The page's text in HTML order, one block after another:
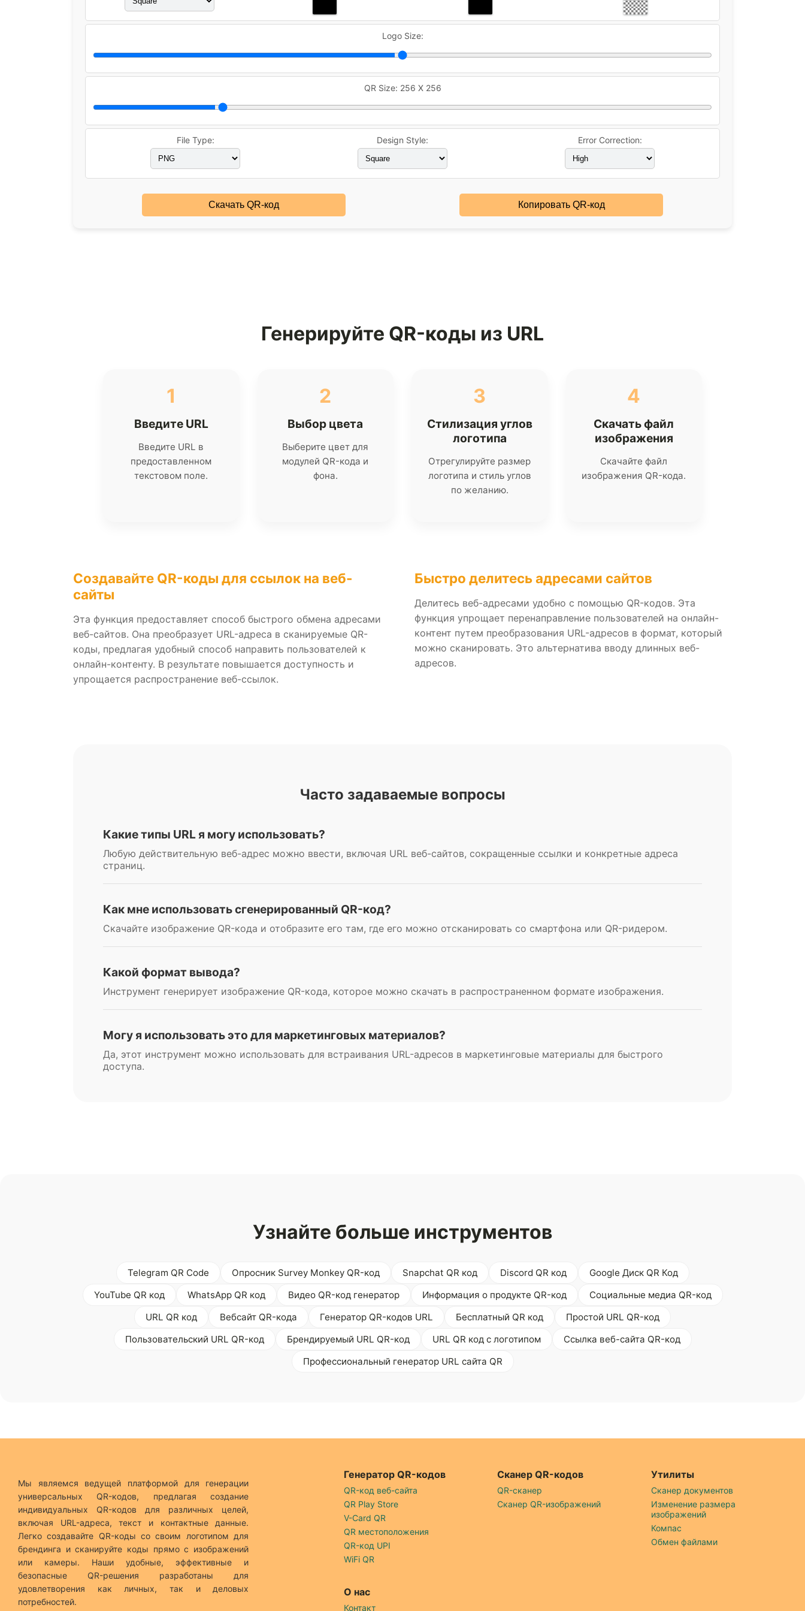
Logo Size:
QR Size: 256 X 256
File Type: Design Style: Error Correction:
Скачать QR-код Копировать QR-код
Генерируйте QR-коды из URL
1
Введите URL
Введите URL в
предоставленном
текстовом поле.
2
Выбор цвета
Выберите цвет для
модулей QR-кода и
фона.
3
Стилизация углов
логотипа
Отрегулируйте размер
логотипа и стиль углов
по желанию.
4
Скачать файл
изображения
Скачайте файл
изображения QR-кода.
Создавайте QR-коды для ссылок на веб-
сайты
Эта функция предоставляет способ быстрого обмена адресами
веб-сайтов. Она преобразует URL-адреса в сканируемые QR-
коды, предлагая удобный способ направить пользователей к
онлайн-контенту. В результате повышается доступность и
упрощается распространение веб-ссылок.
Быстро делитесь адресами сайтов
Делитесь веб-адресами удобно с помощью QR-кодов. Эта
функция упрощает перенаправление пользователей на онлайн-
контент путем преобразования URL-адресов в формат, который
можно сканировать. Это альтернатива вводу длинных веб-
адресов.
Часто задаваемые вопросы
Какие типы URL я могу использовать?
Любую действительную веб-адрес можно ввести, включая URL веб-сайтов, сокращенные ссылки и конкретные адреса
страниц.
Как мне использовать сгенерированный QR-код?
Скачайте изображение QR-кода и отобразите его там, где его можно отсканировать со смартфона или QR-ридером.
Какой формат вывода?
Инструмент генерирует изображение QR-кода, которое можно скачать в распространенном формате изображения.
Могу я использовать это для маркетинговых материалов?
Да, этот инструмент можно использовать для встраивания URL-адресов в маркетинговые материалы для быстрого
доступа.
Узнайте больше инструментов
Telegram QR Code Опросник Survey Monkey QR-код Snapchat QR код Discord QR код
Google Диск QR Код
YouTube QR код
WhatsApp QR код Видео QR-код генератор Информация о продукте QR-код
Социальные медиа QR-код
URL QR код
Вебсайт QR-кода Генератор QR-кодов URL Бесплатный QR код
Простой URL QR-код
Пользовательский URL QR-код
Брендируемый URL QR-код URL QR код с логотипом
Ссылка веб-сайта QR-код
Профессиональный генератор URL сайта QR
Мы являемся ведущей платформой для генерации
универсальных QR-кодов, предлагая создание
индивидуальных QR-кодов для различных целей,
включая URL-адреса, текст и контактные данные.
Легко создавайте QR-коды со своим логотипом для
брендинга и сканируйте коды прямо с изображений
или камеры. Наши удобные, эффективные и
безопасные QR-решения разработаны для
удовлетворения как личных, так и деловых
потребностей.
Генератор QR-кодов
QR-код веб-сайта
QR Play Store
V-Card QR
QR местоположения
QR-код UPI
WiFi QR
Сканер QR-кодов
QR-сканер
Сканер QR-изображений
Утилиты
Сканер документов
Изменение размера
изображений
Компас
Обмен файлами
О нас
Контакт